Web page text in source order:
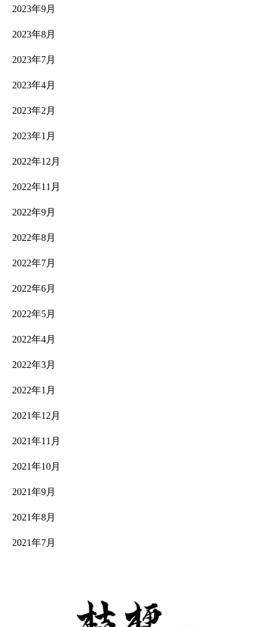
2023年9月
2023年8月
2023年7月
2023年4月
2023年2月
2023年1月
2022年12月
2022年11月
2022年9月
2022年8月
2022年7月
2022年6月
2022年5月
2022年4月
2022年3月
2022年1月
2021年12月
2021年11月
2021年10月
2021年9月
2021年8月
2021年7月